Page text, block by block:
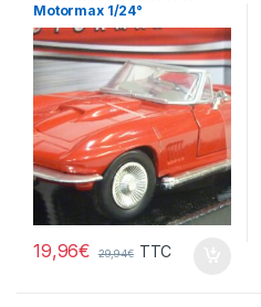
Motormax 1/24°
19,96€ 29,94€ TTC